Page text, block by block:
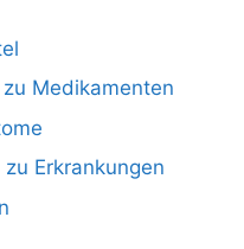
Medikamenten
Erkrankungen